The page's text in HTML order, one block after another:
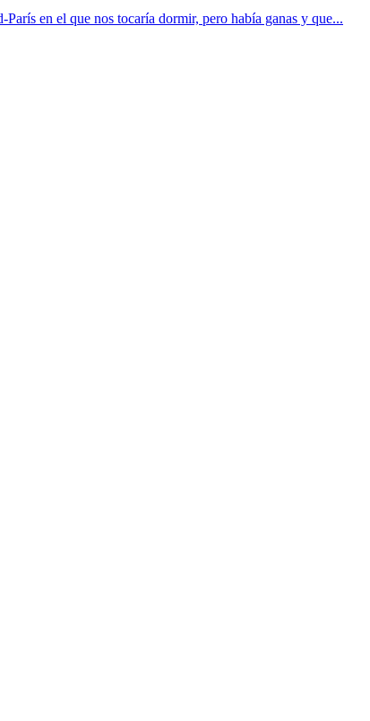
en el que nos tocaría dormir, pero había ganas y que...